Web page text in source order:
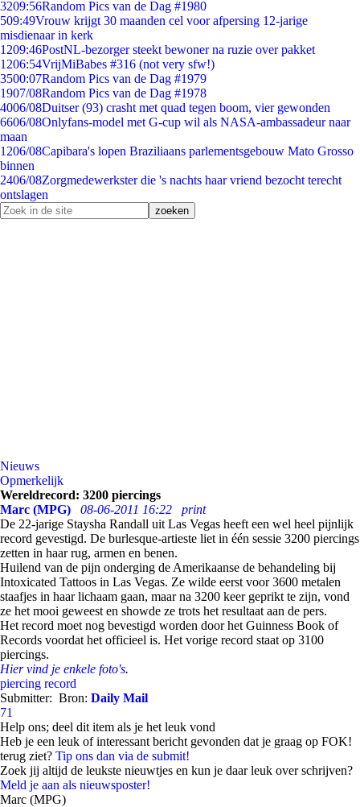
3209:56Random Pics van de Dag #1980
509:49Vrouw krijgt 30 maanden cel voor afpersing 12-jarige
misdienaar in kerk
1209:46PostNL-bezorger steekt bewoner na ruzie over pakket
1206:54VrijMiBabes #316 (not very sfw!)
3500:07Random Pics van de Dag #1979
1907/08Random Pics van de Dag #1978
4006/08Duitser (93) crasht met quad tegen boom, vier gewonden
6606/08Onlyfans-model met G-cup wil als NASA-ambassadeur naar
maan
1206/08Capibara's lopen Braziliaans parlementsgebouw Mato Grosso
binnen
2406/08Zorgmedewerkster die 's nachts haar vriend bezocht terecht
ontslagen
Nieuws
Opmerkelijk
Wereldrecord: 3200 piercings
Marc (MPG)
08-06-2011 16:22
print
De 22-jarige Staysha Randall uit Las Vegas heeft een wel heel pijnlijk
record gevestigd. De burlesque-artieste liet in één sessie 3200 piercings
zetten in haar rug, armen en benen.
Huilend van de pijn onderging de Amerikaanse de behandeling bij
Intoxicated Tattoos in Las Vegas. Ze wilde eerst voor 3600 metalen
staafjes in haar lichaam gaan, maar na 3200 keer geprikt te zijn, vond
ze het mooi geweest en showde ze trots het resultaat aan de pers.
Het record moet nog bevestigd worden door het Guinness Book of
Records voordat het officieel is. Het vorige record staat op 3100
piercings.
Hier vind je enkele foto's.
piercing record
Submitter: Bron: Daily Mail
71
Help ons; deel dit item als je het leuk vond
Heb je een leuk of interessant bericht gevonden dat je graag op FOK!
terug ziet? Tip ons dan via de submit!
Zoek jij altijd de leukste nieuwtjes en kun je daar leuk over schrijven?
Meld je aan als nieuwsposter!
Marc (MPG)